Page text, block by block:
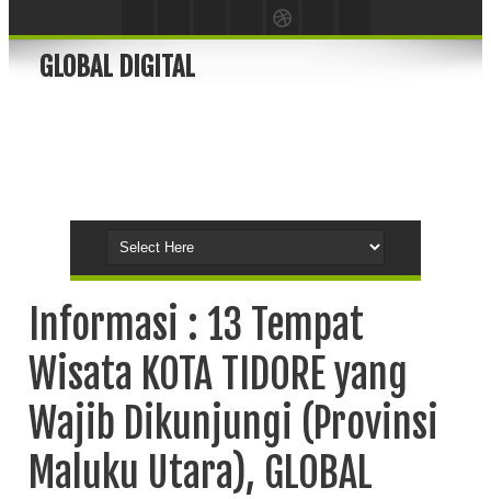
GLOBAL DIGITAL
Informasi : 13 Tempat
Wisata KOTA TIDORE yang
Wajib Dikunjungi (Provinsi
Maluku Utara), GLOBAL